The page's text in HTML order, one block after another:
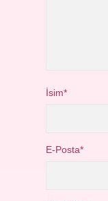
İsim*
E-Posta*